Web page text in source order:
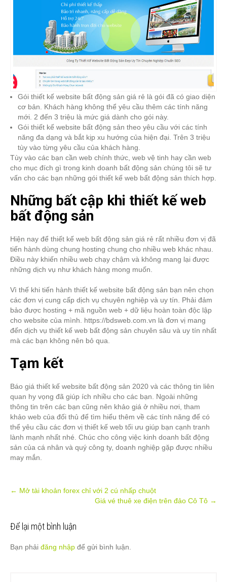
Gói thiết kế website bất động sản giá rẻ là gói đã có giao diện
cơ bản. Khách hàng không thể yêu cầu thêm các tính năng
mới. 2 đến 3 triệu là mức giá dành cho gói này.
Gói thiết kế website bất động sản theo yêu cầu với các tính
năng đa dạng và bắt kịp xu hướng của hiện đại. Trên 3 triệu
tùy vào từng yêu cầu của khách hàng.
Tùy vào các bạn cần web chính thức, web vệ tinh hay cần web
cho mục đích gì trong kinh doanh bất động sản chúng tôi sẽ tư
vấn cho các bạn những gói thiết kế web bất động sản thích hợp.
Những bất cập khi thiết kế web
bất động sản
Hiện nay để thiết kế web bất động sản giá rẻ rất nhiều đơn vị đã
tiến hành dùng chung hosting chung cho nhiều web khác nhau.
Điều này khiến nhiều web chạy chậm và không mang lại được
những dịch vụ như khách hàng mong muốn.
Vì thế khi tiến hành thiết kế website bất động sản bạn nên chọn
các đơn vị cung cấp dịch vụ chuyên nghiệp và uy tín. Phải đảm
bảo được hosting + mã nguồn web + dữ liệu hoàn toàn độc lập
cho website của mình. https://bdsweb.com.vn là đơn vị mang
đến dịch vụ thiết kế web bất động sản chuyên sâu và uy tín nhất
mà các bạn không nên bỏ qua.
Tạm kết
Báo giá thiết kế website bất động sản 2020 và các thông tin liên
quan hy vọng đã giúp ích nhiều cho các bạn. Ngoài những
thông tin trên các bạn cũng nên khảo giá ở nhiều nơi, tham
khảo web của đối thủ để tìm hiểu thêm về các tính năng để có
thể yêu cầu các đơn vị thiết kế web tối ưu giúp bạn cạnh tranh
lành mạnh nhất nhé. Chúc cho công việc kinh doanh bất động
sản của cá nhân và quý công ty, doanh nghiệp gặp được nhiều
may mắn.
Post
← Mở tài khoản forex chỉ với 2 cú nhấp chuột
Giá vé thuê xe điện trên đảo Cô Tô →
Để lại một bình luận
Bạn phải đăng nhập để gửi bình luận.